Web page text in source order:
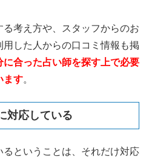
考え方や、スタッフからのお
した人からの口コミ情報も掲
に合った占い師を探す上で必要
ます。
対応している
ということは、それだけ対応